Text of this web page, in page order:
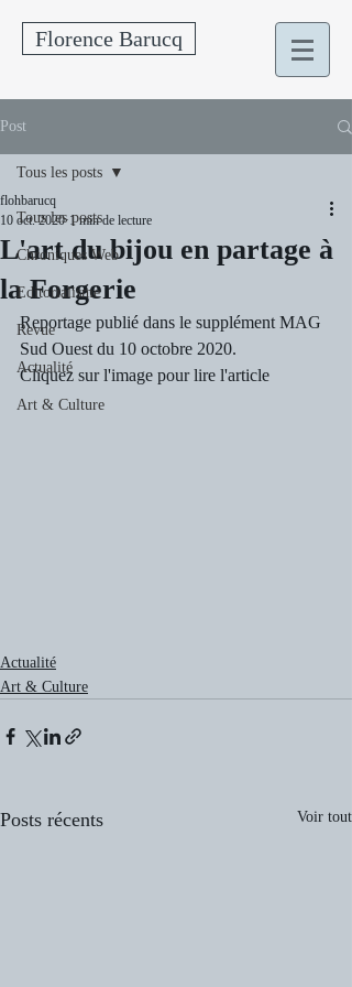
Florence Barucq
Post
Tous les posts
Chroniques Web
Editorialisme
Revue
Actualité
Art & Culture
Tous les posts
L'art du bijou en partage à
la Forgerie
flohbarucq
10 oct. 2020 1 min de lecture
Reportage publié dans le supplément MAG
Sud Ouest du 10 octobre 2020.
Cliquez sur l'image pour lire l'article
Actualité
Art & Culture
Posts récents Voir tout